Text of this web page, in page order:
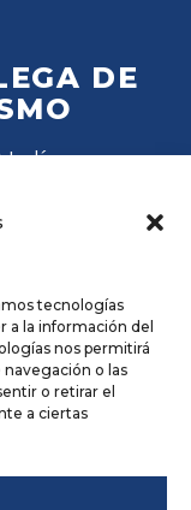
tecnologías
a la información del
nos permitirá
o las
o retirar el
a ciertas
DE
Lalín